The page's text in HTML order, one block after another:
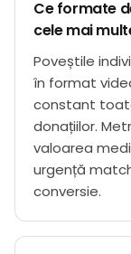
Ce formate
cele mai
Poveștile
în format
constant
donațiilor.
valoarea
urgență
conversie.